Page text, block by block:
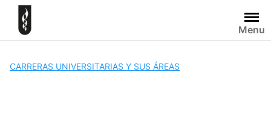
Skip
content
Menu
CARRERAS UNIVERSITARIAS Y SUS ÁREAS